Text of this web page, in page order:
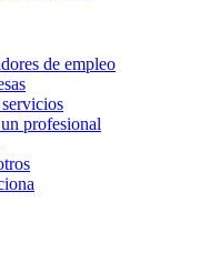
de empleo
profesional